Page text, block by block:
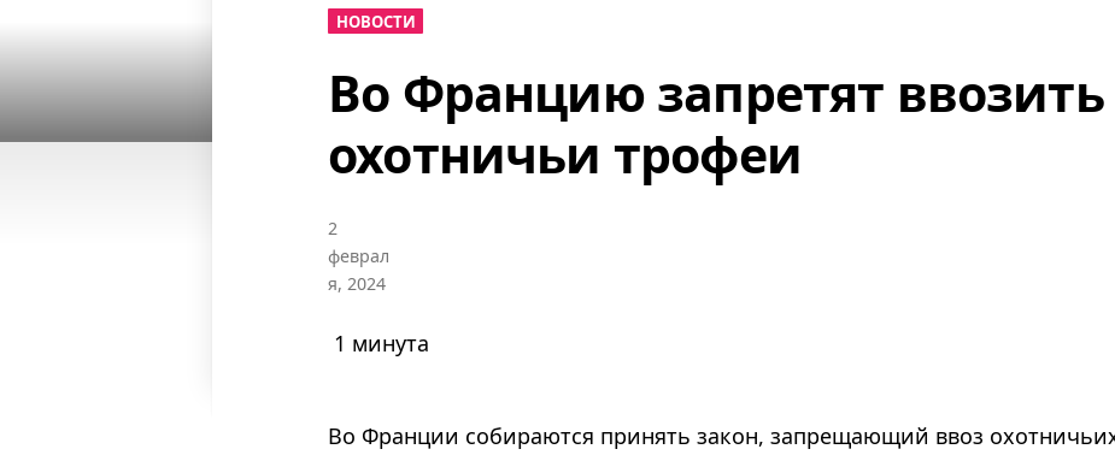
НОВОСТИ
Во Францию запретят ввозить
охотничьи трофеи
2
феврал
я, 2024
1 минута
Во Франции собираются принять закон, запрещающий ввоз